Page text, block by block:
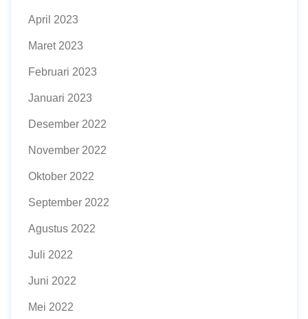
April 2023
Maret 2023
Februari 2023
Januari 2023
Desember 2022
November 2022
Oktober 2022
September 2022
Agustus 2022
Juli 2022
Juni 2022
Mei 2022